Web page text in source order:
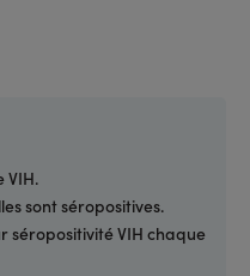
VIH.
sont séropositives.
séropositivité VIH chaque